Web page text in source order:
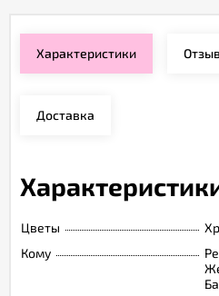
Характеристики
Доставка
Цветы
Кому